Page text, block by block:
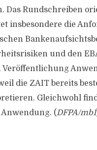
Das Rundschreiben
insbesondere die
und den
die ZAIT bereits
Gleichwohl
(DFPA/mb1